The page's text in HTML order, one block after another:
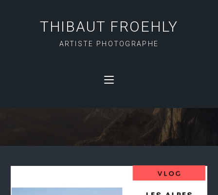
THIBAUT FROEHLY
ARTISTE PHOTOGRAPHE
SOMMETS